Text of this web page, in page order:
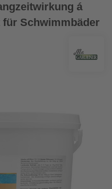
á
für Schwimmbäder